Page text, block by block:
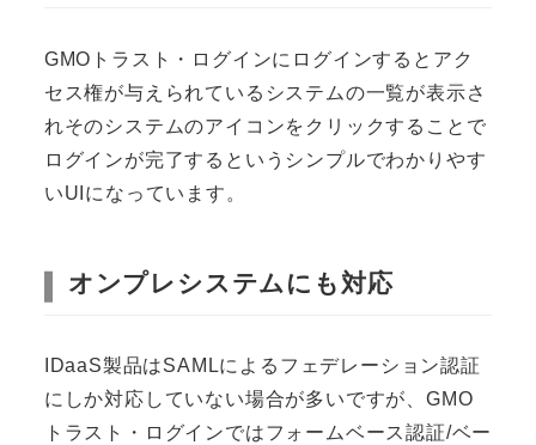
GMOトラスト・ログインにログインするとアク
セス権が与えられているシステムの一覧が表示さ
れそのシステムのアイコンをクリックすることで
ログインが完了するというシンプルでわかりやす
いUIになっています。
オンプレシステムにも対応
IDaaS製品はSAMLによるフェデレーション認証
にしか対応していない場合が多いですが、GMO
トラスト・ログインではフォームベース認証/ベー